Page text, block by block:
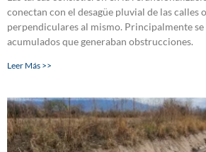
conectan con el desagüe pluvial de las calles
perpendiculares al mismo. Principalmente
acumulados que generaban obstrucciones.
Leer Más >>